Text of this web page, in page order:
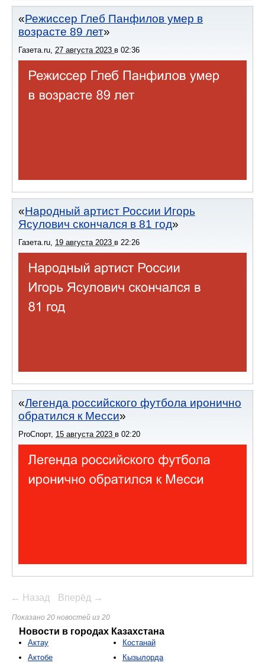
Режиссер Глеб Панфилов умер в
возрасте 89 лет
Газета.ru 27 августа 2023 в 02:36
Народный артист России Игорь
Ясулович скончался в 81 год
Газета.ru 19 августа 2023 в 22:26
Легенда российского футбола иронично
обратился к Месси
ProСпорт, 15 августа 2023 в 02:20
← Назад Вперёд →
Показано 20 новостей из 20
Новости в городах Казахстана
Актау
Актобе
Костанай
Кызылорда